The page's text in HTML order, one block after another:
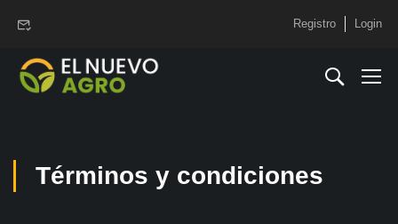
Registro Login
Términos y condiciones